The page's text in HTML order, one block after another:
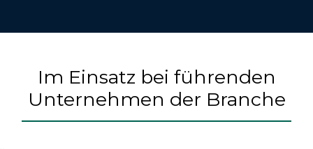
Im Einsatz bei führenden
Unternehmen der Branche